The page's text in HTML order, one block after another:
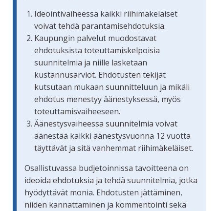
Ideointivaiheessa kaikki riihimäkeläiset
voivat tehdä parantamisehdotuksia.
Kaupungin palvelut muodostavat
ehdotuksista toteuttamiskelpoisia
suunnitelmia ja niille lasketaan
kustannusarviot. Ehdotusten tekijät
kutsutaan mukaan suunnitteluun ja mikäli
ehdotus menestyy äänestyksessä, myös
toteuttamisvaiheeseen.
Äänestysvaiheessa suunnitelmia voivat
äänestää kaikki äänestysvuonna 12 vuotta
täyttävät ja sitä vanhemmat riihimäkeläiset.
Osallistuvassa budjetoinnissa tavoitteena on
ideoida ehdotuksia ja tehdä suunnitelmia, jotka
hyödyttävät monia. Ehdotusten jättäminen,
niiden kannattaminen ja kommentointi sekä